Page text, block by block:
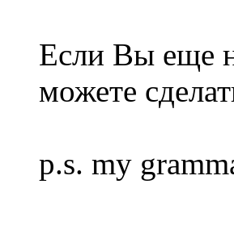
Если Вы еще
можете
p.s. my